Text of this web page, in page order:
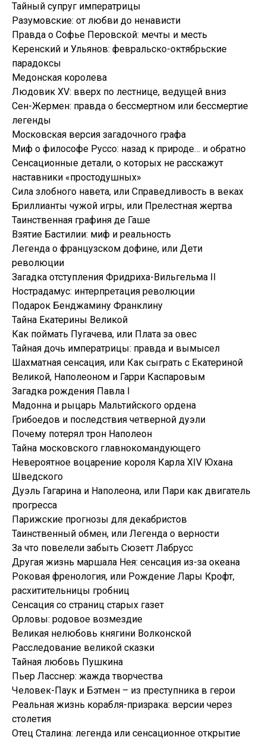
Тайный супруг императрицы
Разумовские: от любви до ненависти
Правда о Софье Перовской: мечты и месть
Керенский и Ульянов: февральско-октябрьские
парадоксы
Медонская королева
Людовик XV: вверх по лестнице, ведущей вниз
Сен-Жермен: правда о бессмертном или бессмертие
легенды
Московская версия загадочного графа
Миф о философе Руссо: назад к природе… и обратно
Сенсационные детали, о которых не расскажут
наставники «простодушных»
Сила злобного навета, или Справедливость в веках
Бриллианты чужой игры, или Прелестная жертва
Таинственная графиня де Гаше
Взятие Бастилии: миф и реальность
Легенда о французском дофине, или Дети
революции
Загадка отступления Фридриха-Вильгельма II
Нострадамус: интерпретация революции
Подарок Бенджамину Франклину
Тайна Екатерины Великой
Как поймать Пугачева, или Плата за овес
Тайная дочь императрицы: правда и вымысел
Шахматная сенсация, или Как сыграть с Екатериной
Великой, Наполеоном и Гарри Каспаровым
Загадка рождения Павла I
Мадонна и рыцарь Мальтийского ордена
Грибоедов и последствия четверной дуэли
Почему потерял трон Наполеон
Тайна московского главнокомандующего
Невероятное воцарение короля Карла ХIV Юхана
Шведского
Дуэль Гагарина и Наполеона, или Пари как двигатель
прогресса
Парижские прогнозы для декабристов
Таинственный обмен, или Легенда о верности
За что повелели забыть Сюзетт Лабрусс
Другая жизнь маршала Нея: сенсация из-за океана
Роковая френология, или Рождение Лары Крофт,
расхитительницы гробниц
Сенсация со страниц старых газет
Орловы: родовое возмездие
Великая нелюбовь княгини Волконской
Расследование великой сказки
Тайная любовь Пушкина
Пьер Ласснер: жажда творчества
Человек-Паук и Бэтмен – из преступника в герои
Реальная жизнь корабля-призрака: версии через
столетия
Отец Сталина: легенда или сенсационное открытие